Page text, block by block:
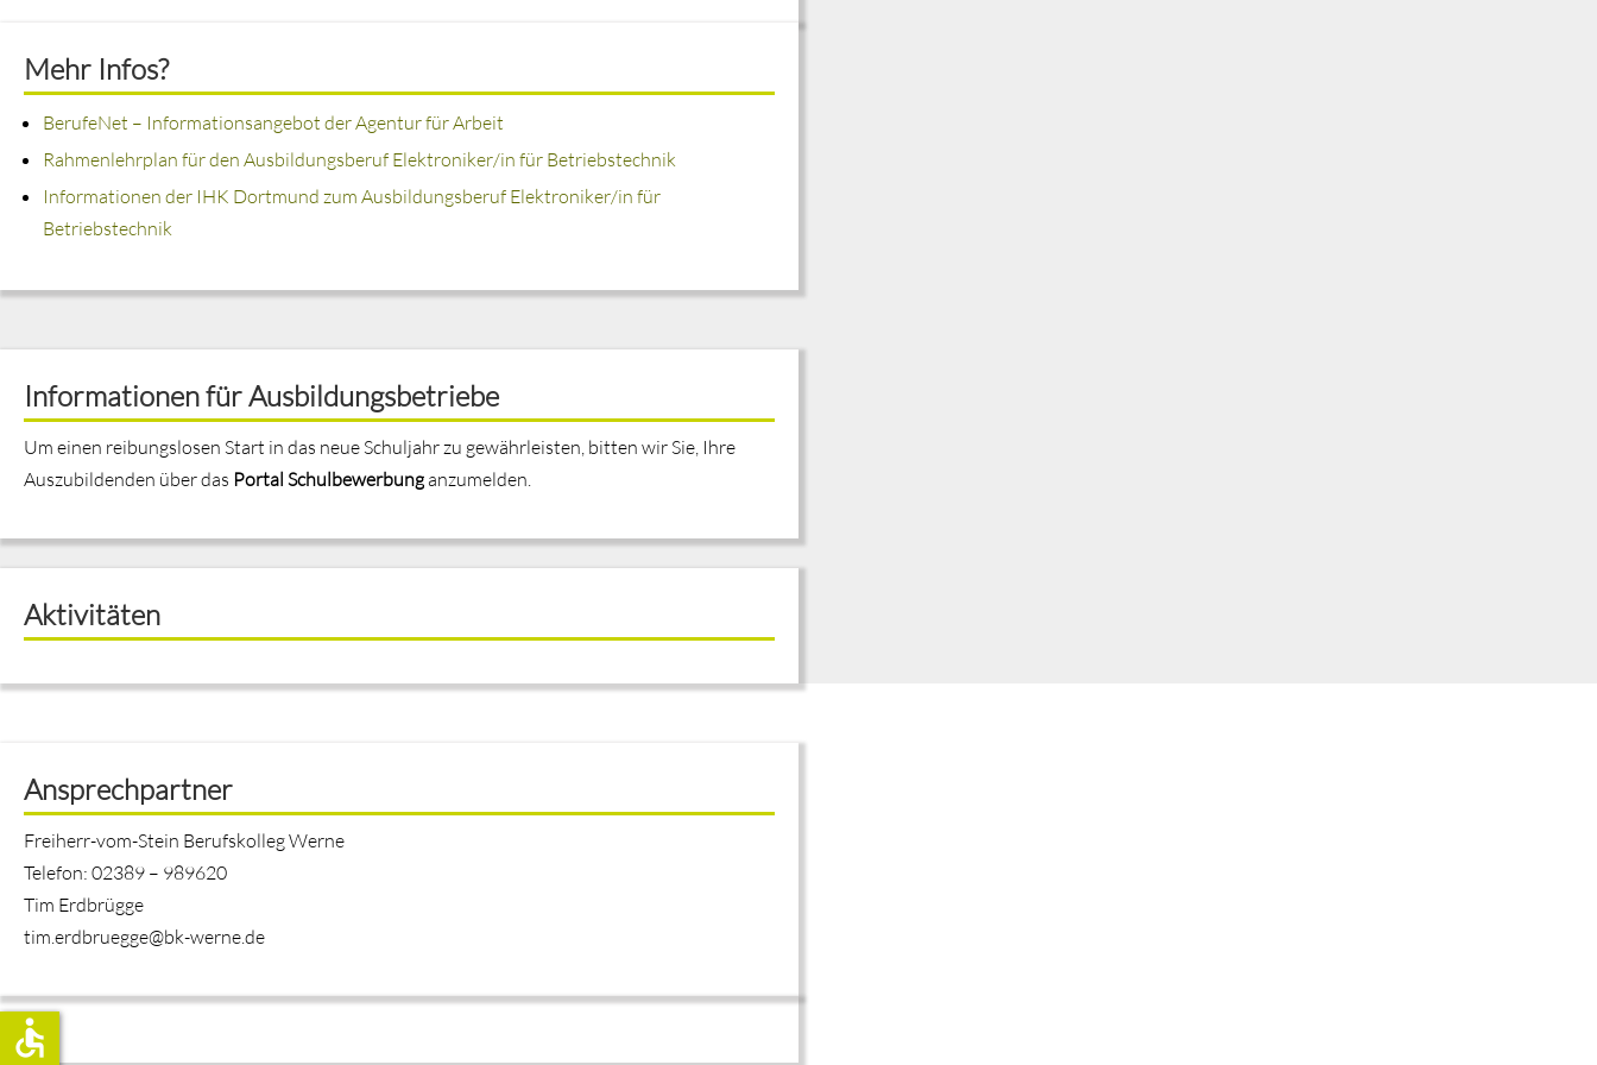
Mehr Infos?
BerufeNet – Informationsangebot der Agentur für Arbeit
Rahmenlehrplan für den Ausbildungsberuf Elektroniker/in für Betriebstechnik
Informationen der IHK Dortmund zum Ausbildungsberuf Elektroniker/in für
Betriebstechnik
Informationen für Ausbildungsbetriebe
Um einen reibungslosen Start in das neue Schuljahr zu gewährleisten, bitten wir Sie, Ihre
Auszubildenden über das Portal Schulbewerbunganzumelden.
Aktivitäten
Ansprechpartner
Freiherr-vom-Stein Berufskolleg Werne
Telefon: 02389 – 989620
Tim Erdbrügge
tim.erdbruegge@bk-werne.de
accessible